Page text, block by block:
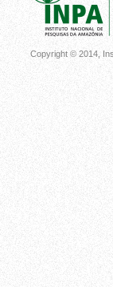
Copyright © 2014,